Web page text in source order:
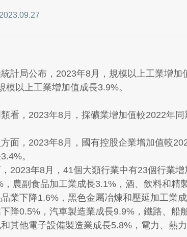
計局公布，2023年8月，規模以上工業增
模以上工業增加值成長3.9%。
看，2023年8月，採礦業增加值較2022年
面，2023年8月，國有控股企業增加值較
。
2023年8月，41個大類行業中有23個行業
，農副食品加工業成長3.1%，酒、飲料和
業下降1.6%，黑色金屬冶煉和壓延加工業
降0.5%，汽車製造業成長9.9%，鐵路、
其他電子設備製造業成長5.8%，電力、熱